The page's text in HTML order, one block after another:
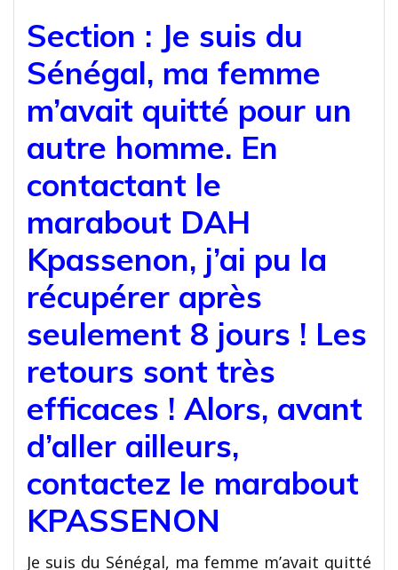
Section : Je suis du
Sénégal, ma femme
m’avait quitté pour un
autre homme. En
contactant le
marabout DAH
Kpassenon, j’ai pu la
récupérer après
seulement 8 jours ! Les
retours sont très
efficaces ! Alors, avant
d’aller ailleurs,
contactez le marabout
KPASSENON
Je suis du Sénégal, ma femme m’avait quitté